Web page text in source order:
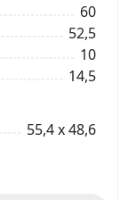
60
52,5
10
14,5
55,4 x 48,6